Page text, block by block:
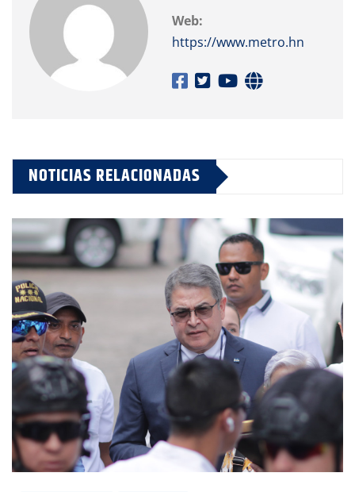
Web:
https://www.metro.hn
NOTICIAS RELACIONADAS